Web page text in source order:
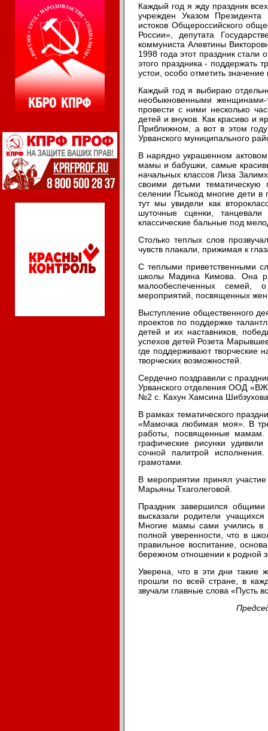
Каждый год я жду праздник
учрежден Указом
истоков Общероссийского
России», депутата
коммуниста Алевтины
1998 года этот праздник
этого праздника - поддержать
устои, особо отметить
Каждый год я выбираю
необыкновенными женщинами-
провести с ними несколько
детей и внуков. Как красиво и
Приближном, а вот в этом
Урванского муниципального
В нарядно украшенном
мамы и бабушки, самые
начальных классов Лиза
своими детьми
селении Псыкод многие дети в
тут мы увидели как
шуточные сценки,
классические бальные под
Столько теплых слов
чувств плакали, прижимая к
С теплыми приветственными
школы Мадина Кимова. Она
малообеспеченных семей,
мероприятий, посвященных
Выступление общественного
проектов по поддержке
детей и их наставников,
успехов детей Розета
где поддерживают творческие
творческих возможностей.
Сердечно поздравили с
Урванского отделения ООД
№2 с. Кахун Хамсина
В рамках тематического
«Мамочка любимая моя». В
работы, посвященные мамам.
графические рисунки
сочной палитрой
грамотами.
В мероприятии принял
Марьяны Тхаголеговой.
Праздник завершился
высказали родители
Многие мамы сами учились в
полной уверенности, что в
правильное воспитание,
бережном отношении к родной
Уверена, что в эти дни такие
прошли по всей стране, в
звучали главные слова «Пусть